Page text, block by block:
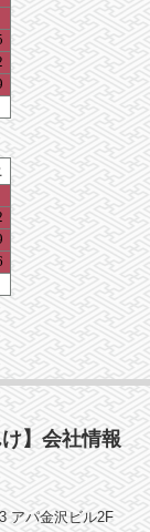
】会社情報
アパ金沢ビル2F